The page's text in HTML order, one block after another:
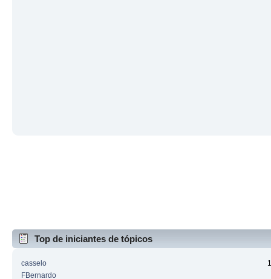
Top de iniciantes de tópicos
casselo
FBernardo